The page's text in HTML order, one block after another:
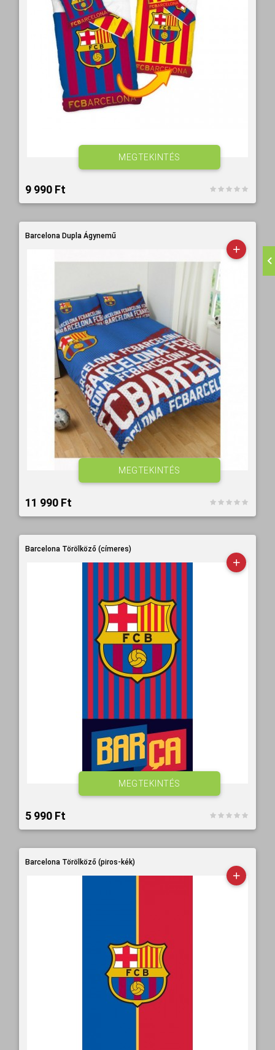
9 990 Ft‎
MEGTEKINTÉS
Barcelona Dupla Ágynemű
11 990 Ft‎
MEGTEKINTÉS
Barcelona Törölköző (címeres)
5 990 Ft‎
MEGTEKINTÉS
Barcelona Törölköző (piros-kék)